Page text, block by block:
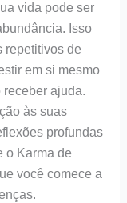
vida pode ser
Isso
repetitivos de
em si mesmo
ajuda.
às suas
profundas
o Karma de
você comece a